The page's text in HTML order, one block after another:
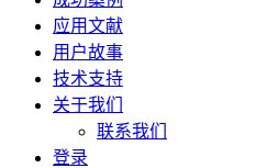
应用文献
用户故事
技术支持
关于我们
联系我们
登录